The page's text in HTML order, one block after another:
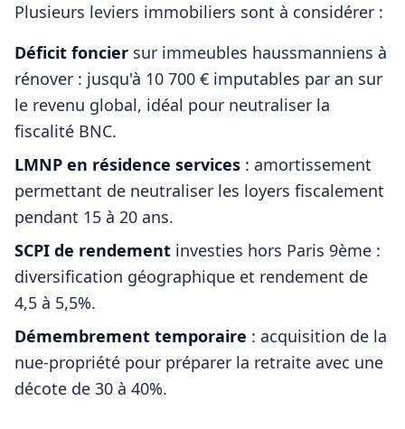
Plusieurs leviers immobiliers sont à considérer :
Déficit foncier sur immeubles haussmanniens à
rénover : jusqu'à 10 700 € imputables par an sur
le revenu global, idéal pour neutraliser la
fiscalité BNC.
LMNP en résidence services : amortissement
permettant de neutraliser les loyers fiscalement
pendant 15 à 20 ans.
SCPI de rendement investies hors Paris 9ème :
diversification géographique et rendement de
4,5 à 5,5%.
Démembrement temporaire : acquisition de la
nue-propriété pour préparer la retraite avec une
décote de 30 à 40%.